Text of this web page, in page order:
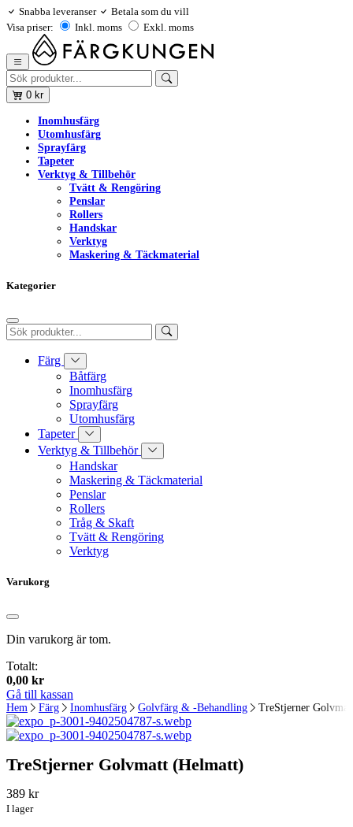
Snabba leveranser
Betala som du vill
Visa priser:
Inkl. moms Exkl. moms
0 kr
Inomhusfärg
Utomhusfärg
Sprayfärg
Tapeter
Verktyg & Tillbehör
Tvätt & Rengöring
Penslar
Rollers
Handskar
Verktyg
Maskering & Täckmaterial
Kategorier
Färg
Båtfärg
Inomhusfärg
Sprayfärg
Utomhusfärg
Tapeter
Verktyg & Tillbehör
Handskar
Maskering & Täckmaterial
Penslar
Rollers
Tråg & Skaft
Tvätt & Rengöring
Verktyg
Varukorg
Din varukorg är tom.
Totalt:
0,00 kr
Gå till kassan
Hem Färg Inomhusfärg Golvfärg & -Behandling TreStjerner
TreStjerner Golvmatt (Helmatt)
389 kr
I lager